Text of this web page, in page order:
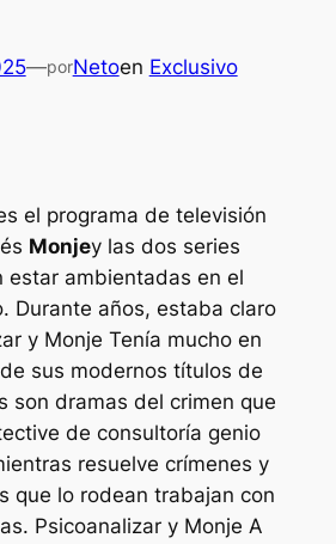
—porNetoen Exclusivo
el programa de televisión
Monjey las dos series
estar ambientadas en el
Durante años, estaba claro
y Monje Tenía mucho en
sus modernos títulos de
son dramas del crimen que
de consultoría genio
resuelve crímenes y
que lo rodean trabajan con
Psicoanalizary Monje A